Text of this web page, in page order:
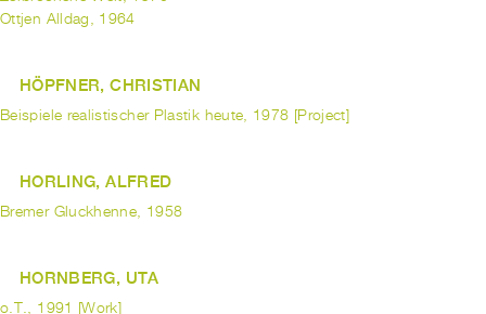
Ottjen Alldag, 1964
HÖPFNER, CHRISTIAN
Beispiele realistischer Plastik heute, 1978 [Project]
HORLING, ALFRED
Bremer Gluckhenne, 1958
HORNBERG, UTA
o.T., 1991 [Work]